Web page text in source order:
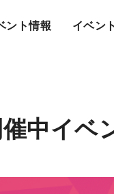
ント情報 イベン
中イベ